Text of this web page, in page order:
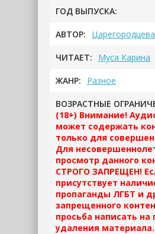
ГОД ВЫПУСКА:
АВТОР:
ЧИТАЕТ: Муса Карина
ЖАНР: Разное
ВОЗРАСТНЫЕ
(18+) Внимание!
может содержать
только для
Для
просмотр данного
СТРОГО ЗАПРЕЩЕН!
присутствует
пропаганды ЛГБТ и
запрещенного
просьба написать на
удаления материала.